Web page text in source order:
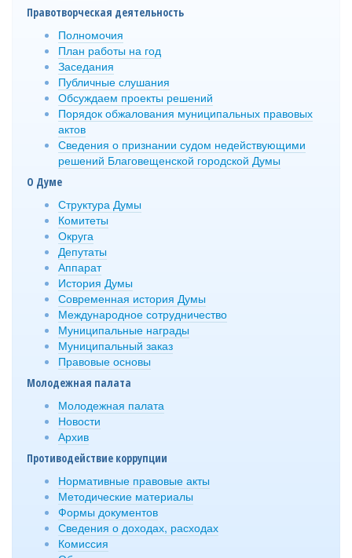
Правотворческая деятельность
Полномочия
План работы на год
Заседания
Публичные слушания
Обсуждаем проекты решений
Порядок обжалования муниципальных правовых
актов
Сведения о признании судом недействующими
решений Благовещенской городской Думы
О Думе
Структура Думы
Комитеты
Округа
Депутаты
Аппарат
История Думы
Современная история Думы
Международное сотрудничество
Муниципальные награды
Муниципальный заказ
Правовые основы
Молодежная палата
Молодежная палата
Новости
Архив
Противодействие коррупции
Нормативные правовые акты
Методические материалы
Формы документов
Сведения о доходах, расходах
Комиссия